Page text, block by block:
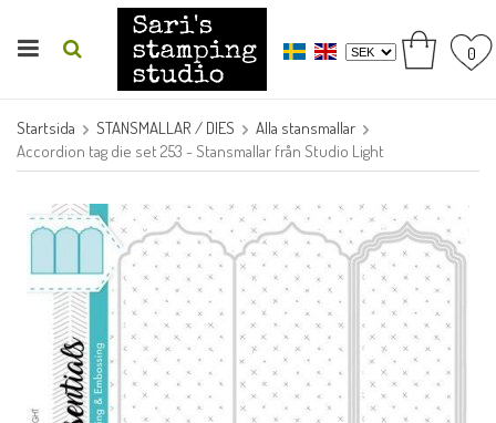
0
Startsida STANSMALLAR / DIES
Alla stansmallar
Accordion tag die set 253 - Stansmallar från Studio Light